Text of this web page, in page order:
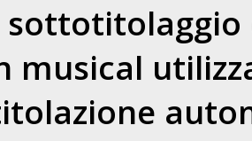
musical